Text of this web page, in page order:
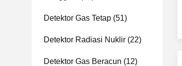
Detektor Gas Tetap (51)
Detektor Radiasi Nuklir (22)
Detektor Gas Beracun (12)